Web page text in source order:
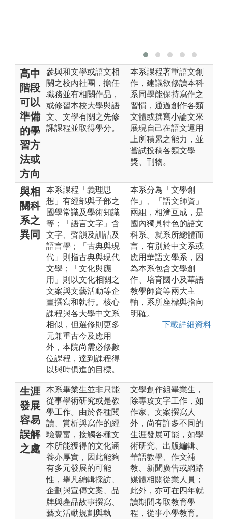
高中
階段
可以
準備
的學
習方
法或
方向
參與和文學或語文相
關之校內社團，擔任
職務並有相關作品，
或修習本校大學與語
文、文學有關之先修
課課程並取得學分。
本系課程著重語文創
作，建議欲修讀本科
系同學能保持寫作之
習慣，通過創作各類
文體或撰寫小論文來
展現自己在語文運用
上所積累之能力，並
嘗試投稿各類文學
獎、刊物。
與相
關科
系之
異同
本系課程「義理思
想」有經部與子部之
國學常識及學術知識
等；「語言文字」含
文字、聲韻及訓詁及
語言學；「古典與現
代」則指古典與現代
文學；「文化與應
用」則以文化相關之
文案與文藝活動等企
畫撰寫和執行。核心
課程與各大學中文系
相似，但選修則更多
元兼重古今及應用
外，本院尚需必修數
位課程，達到課程得
以與時俱進的目標。
本系分為「文學創
作」、「語文師資」
兩組，相濟互成，是
國內獨具特色的語文
科系。就系所總體而
言，有別於中文系或
應用華語文學系，因
為本系包含文學創
作、培育國小及華語
教學師資等兩大主
軸，系所座標與指向
明確。
下載詳細資料
生涯
發展
容易
誤解
之處
本系畢業生並非只能
從事學術研究或是教
學工作。由於各種閱
讀、賞析與寫作的經
驗豐富，接觸各種文
本所能獲得的文化涵
養亦厚實，因此能夠
有多元發展的可能
性，舉凡編輯採訪、
企劃與宣傳文案、品
牌與產品故事撰寫、
藝文活動規劃與執
文學創作組畢業生，
除專攻文字工作，如
作家、文案撰寫人
外，尚有許多不同的
生涯發展可能，如學
術研究、出版編輯、
華語教學、作文補
教、新聞廣告或網路
媒體相關從業人員；
此外，亦可在四年就
讀期間考取教育學
程，從事小學教育。